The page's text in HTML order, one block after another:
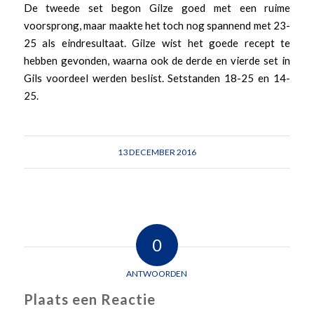
De tweede set begon Gilze goed met een ruime
voorsprong, maar maakte het toch nog spannend met 23-
25 als eindresultaat. Gilze wist het goede recept te
hebben gevonden, waarna ook de derde en vierde set in
Gils voordeel werden beslist. Setstanden 18-25 en 14-
25.
13 DECEMBER 2016
0
ANTWOORDEN
Plaats een Reactie